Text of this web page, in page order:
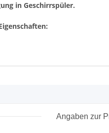
in Geschirrspüler.
Angaben zur